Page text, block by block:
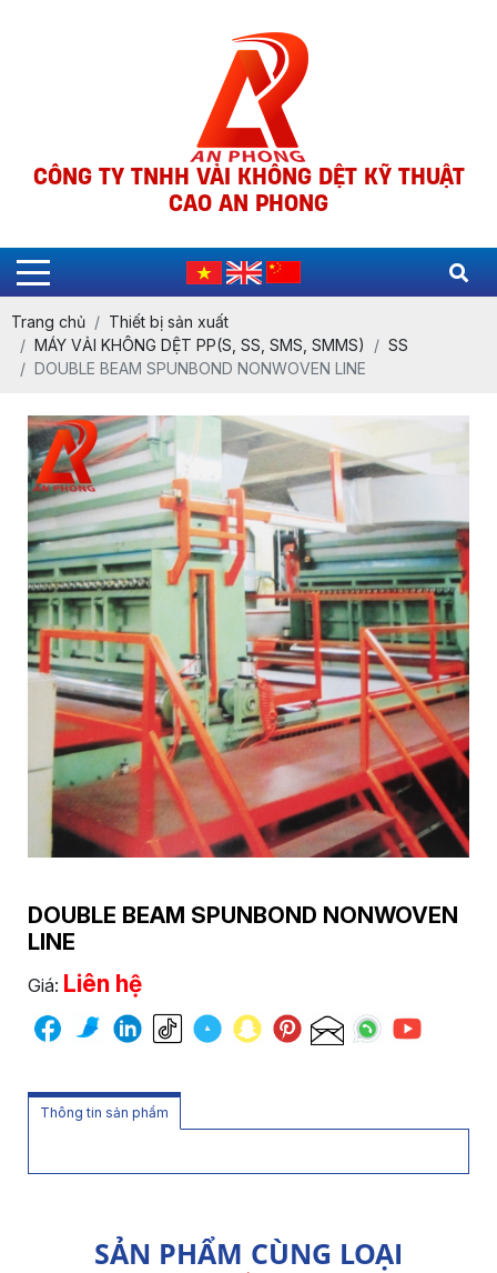
CÔNG TY TNHH VẢI KHÔNG DỆT KỸ THUẬT
CAO AN PHONG
Trang chủ
Thiết bị sản xuất
MÁY VẢI KHÔNG DỆT PP(S, SS, SMS, SMMS)
SS
DOUBLE BEAM SPUNBOND NONWOVEN LINE
DOUBLE BEAM SPUNBOND NONWOVEN
LINE
Giá: Liên hệ
Thông tin sản phẩm
SẢN PHẨM CÙNG LOẠI